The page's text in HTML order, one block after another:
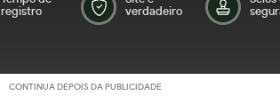
registro
verdadeiro
CONTINUA DEPOIS DA PUBLICIDADE